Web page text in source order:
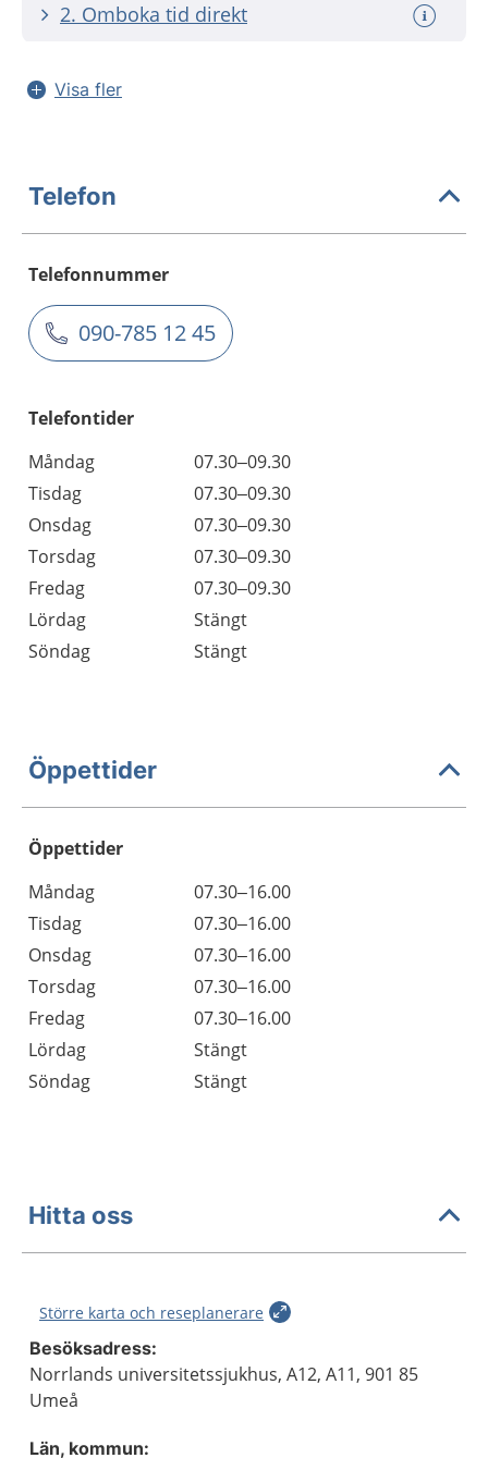
2. Omboka tid direkt
Visa fler
Telefon
Telefonnummer
090-785 12 45
Telefontider
Måndag
07.30–09.30
Tisdag
07.30–09.30
Onsdag
07.30–09.30
Torsdag
07.30–09.30
Fredag
07.30–09.30
Lördag
Stängt
Söndag
Stängt
Öppettider
Öppettider
Dag
Öppettider
Kommentarer
Måndag
07.30–16.00
Tisdag
07.30–16.00
Onsdag
07.30–16.00
Torsdag
07.30–16.00
Fredag
07.30–16.00
Lördag
Stängt
Söndag
Stängt
Hitta oss
Större karta och reseplanerare
Besöksadress:
Norrlands universitetssjukhus, A12, A11, 901 85
Umeå
Län, kommun: